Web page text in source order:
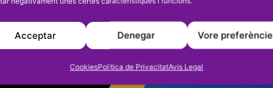
Acceptar Denegar Vore
CookiesPolítica de PrivacitatAvís Legal